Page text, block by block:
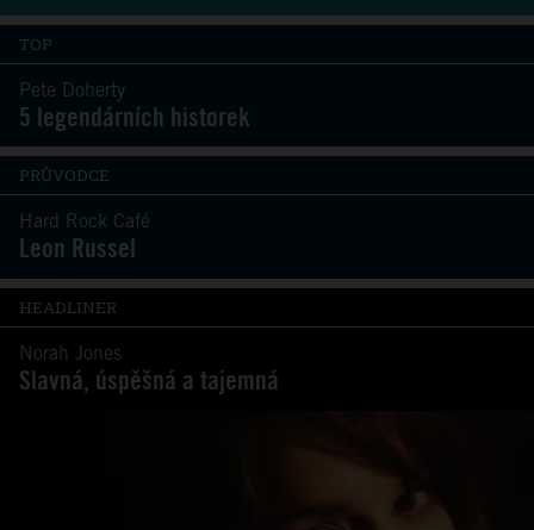
TOP
Pete Doherty
5 legendárních historek
PRŮVODCE
Hard Rock Café
Leon Russel
HEADLINER
Norah Jones
Slavná, úspěšná a tajemná